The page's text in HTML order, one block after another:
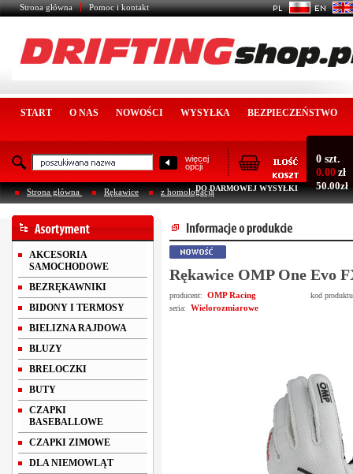
Strona główna Pomoc i kontakt
START O NAS NOWOŚCI WYSYŁKA BEZPIECZEŃSTWO
więcej
opcji
0 szt.
0.00 zł
DO DARMOWEJ WYSYŁKI 50.00zł
Strona główna Rękawice z homologacją
AKCESORIA
SAMOCHODOWE
BEZRĘKAWNIKI
BIDONY I TERMOSY
BIELIZNA RAJDOWA
BLUZY
BRELOCZKI
BUTY
CZAPKI
BASEBALLOWE
CZAPKI ZIMOWE
DLA NIEMOWLĄT
Rękawice OMP One Evo
producent: OMP Racing
kod
seria:
Wielorozmiarowe